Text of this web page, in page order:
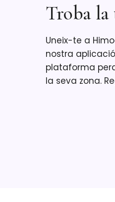
Troba la
Uneix-te a
nostra
plataforma
la seva zona.